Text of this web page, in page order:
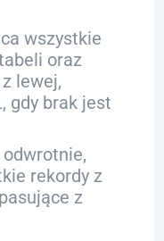
wszystkie
oraz
lewej,
gdy brak jest
odwrotnie,
rekordy z
z